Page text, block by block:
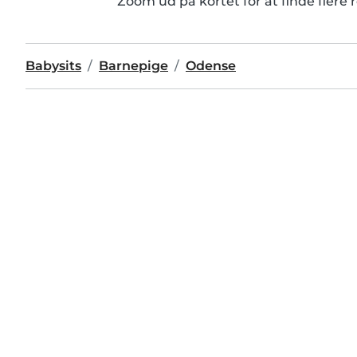
Babysits Barnepige Odense